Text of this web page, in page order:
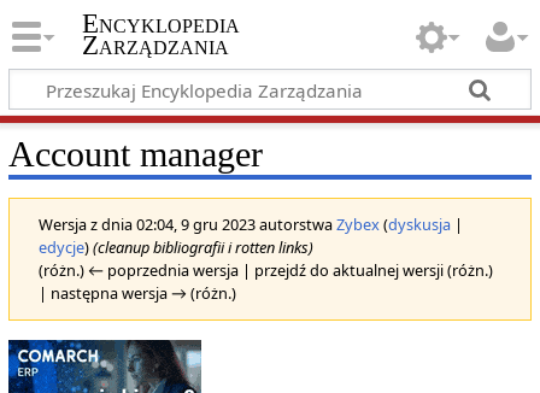
Encyklopedia
Zarządzania
Account manager
Wersja z dnia 02:04, 9 gru 2023 autorstwaZybex(dyskusja|
edycje)(cleanup bibliografii i rotten links)
(różn.) ← poprzednia wersja | przejdź do aktualnej wersji (różn.)
| następna wersja → (różn.)